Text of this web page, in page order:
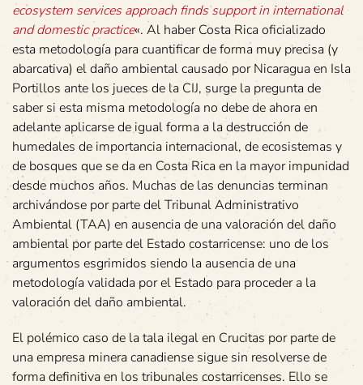
ecosystem services approach finds support in international
and domestic practice«. Al haber Costa Rica oficializado
esta metodología para cuantificar de forma muy precisa (y
abarcativa) el daño ambiental causado por Nicaragua en Isla
Portillos ante los jueces de la CIJ, surge la pregunta de
saber si esta misma metodología no debe de ahora en
adelante aplicarse de igual forma a la destrucción de
humedales de importancia internacional, de ecosistemas y
de bosques que se da en Costa Rica en la mayor impunidad
desde muchos años. Muchas de las denuncias terminan
archivándose por parte del Tribunal Administrativo
Ambiental (TAA) en ausencia de una valoración del daño
ambiental por parte del Estado costarricense: uno de los
argumentos esgrimidos siendo la ausencia de una
metodología validada por el Estado para proceder a la
valoración del daño ambiental.
El polémico caso de la tala ilegal en Crucitas por parte de
una empresa minera canadiense sigue sin resolverse de
forma definitiva en los tribunales costarricenses. Ello se